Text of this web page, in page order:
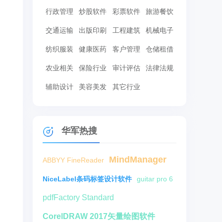
行政管理 炒股软件 彩票软件 旅游餐饮
交通运输 出版印刷 工程建筑 机械电子
纺织服装 健康医药 客户管理 仓储租借
农业相关 保险行业 审计评估 法律法规
辅助设计 美容美发 其它行业
华军热搜
ABBYY FineReader MindManager
NiceLabel条码标签设计软件 guitar pro 6
pdfFactory Standard
CorelDRAW 2017矢量绘图软件